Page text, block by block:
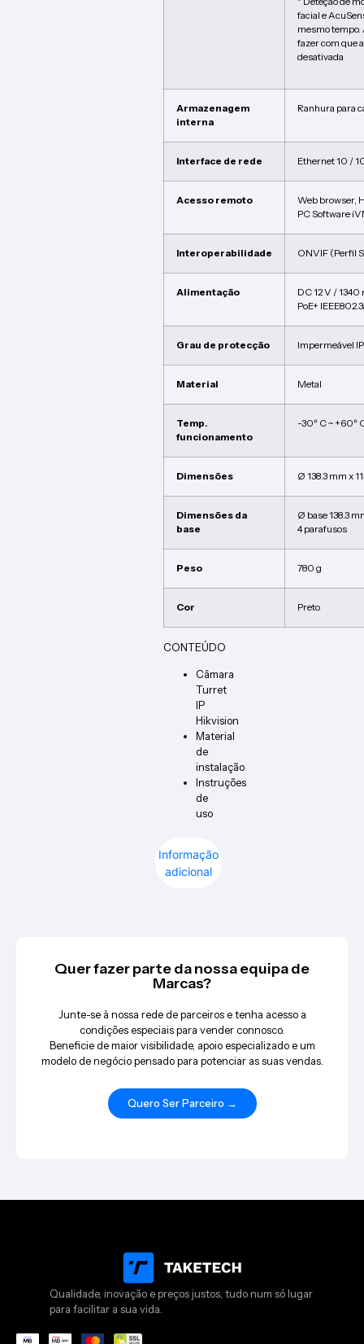
Informação
adicional
facial e
mesmo tempo.
fazer com que
desativada
Armazenagem
interna
Ranhura para
Interface de rede Ethernet 10 /
Acesso remoto
Web browser,
PC Software
Interoperabilidade ONVIF (Perfil
Alimentação
DC 12 V /
PoE+
Grau de protecção Impermeável
Material Metal
Temp.
funcionamento
-30º C ~ +60º
Dimensões Ø 138.3 mm x
Dimensões da
base
Ø base 138.3
4 parafusos
Peso 780 g
Cor Preto
CONTEÚDO
Câmara
Turret
IP
Hikvision
Material
de
instalação
Instruções
de
uso
Quer fazer parte da nossa equipa de
Marcas?
Junte-se à nossa rede de parceiros e tenha acesso a
condições especiais para vender connosco.
Beneficie de maior visibilidade, apoio especializado e um
modelo de negócio pensado para potenciar as suas vendas.
Quero Ser Parceiro →
Qualidade, inovação e preços justos, tudo num só lugar
para facilitar a sua vida.